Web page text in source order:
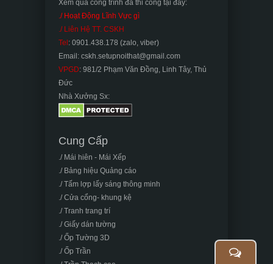
Xem qua công trình đã thi công tại đây:
./ Hoạt Động Lĩnh Vực gì
./ Liên Hệ TT. CSKH
Tel : 0901.438.178 (zalo, viber)
Email: cskh.setupnoithat@gmail.com
VPGD: 981/2 Phạm Văn Đồng, Linh Tây, Thủ
Đức
Nhà Xưởng Sx:
Cung Cấp
./ Mái hiên - Mái Xếp
./ Bảng hiệu Quảng cáo
./ Tấm lợp lấy sáng thông minh
./ Cửa cổng- khung kệ
./ Tranh trang trí
./ Giấy dán tường
./ Ốp Tường 3D
./ Ốp Trần